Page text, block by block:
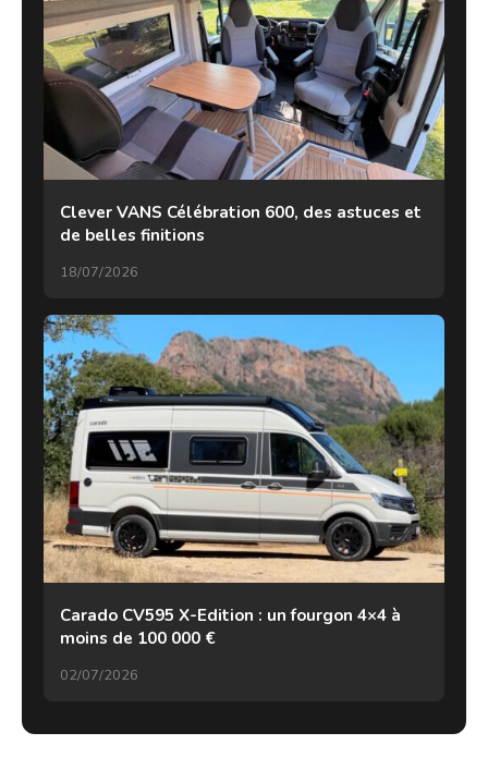
Clever VANS Célébration 600, des astuces et
de belles finitions
18/07/2026
Carado CV595 X-Edition : un fourgon 4×4 à
moins de 100 000 €
02/07/2026